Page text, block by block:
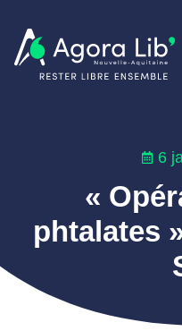
6
«
phtalates